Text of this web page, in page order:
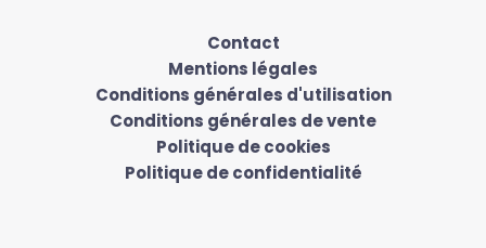
Contact
Mentions légales
Conditions générales d'utilisation
Conditions générales de vente
Politique de cookies
Politique de confidentialité